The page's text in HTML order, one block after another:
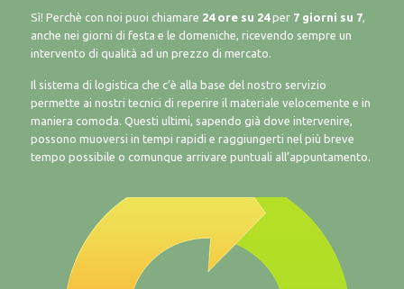
Sì! Perchè con noi puoi chiamare 24 ore su 24per7 giorni su 7,
anche nei giorni di festa e le domeniche, ricevendo sempre un
intervento di qualità ad un prezzo di mercato.
Il sistema di logistica che c’è alla base del nostro servizio
permette ai nostri tecnici di reperire il materiale velocemente e in
maniera comoda. Questi ultimi, sapendo già dove intervenire,
possono muoversi in tempi rapidi e raggiungerti nel più breve
tempo possibile o comunque arrivare puntuali all’appuntamento.